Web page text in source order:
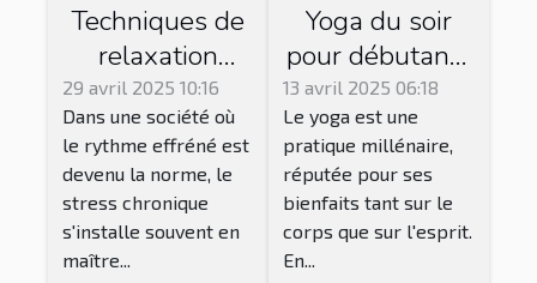
Techniques de
relaxation
profonde pour
diminuer le
stress
chronique
29 avril 2025 10:16
Dans une société où
le rythme effréné est
devenu la norme, le
stress chronique
s'installe souvent en
maître...
Yoga du soir
pour débutants
séquences
apaisantes
pour relâcher le
stress de la
journée
13 avril 2025 06:18
Le yoga est une
pratique millénaire,
réputée pour ses
bienfaits tant sur le
corps que sur l'esprit.
En...